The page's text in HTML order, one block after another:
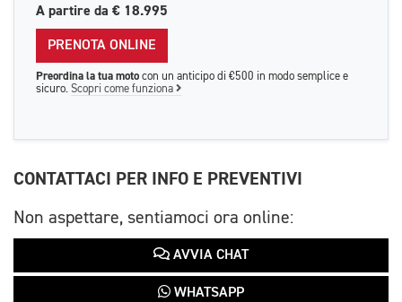
A partire da € 18.995
PRENOTA ONLINE
Preordina la tua moto con un anticipo di €500 in modo semplice e
sicuro. Scopri come funziona
CONTATTACI PER INFO E PREVENTIVI
Non aspettare, sentiamoci ora online:
AVVIA CHAT
WHATSAPP